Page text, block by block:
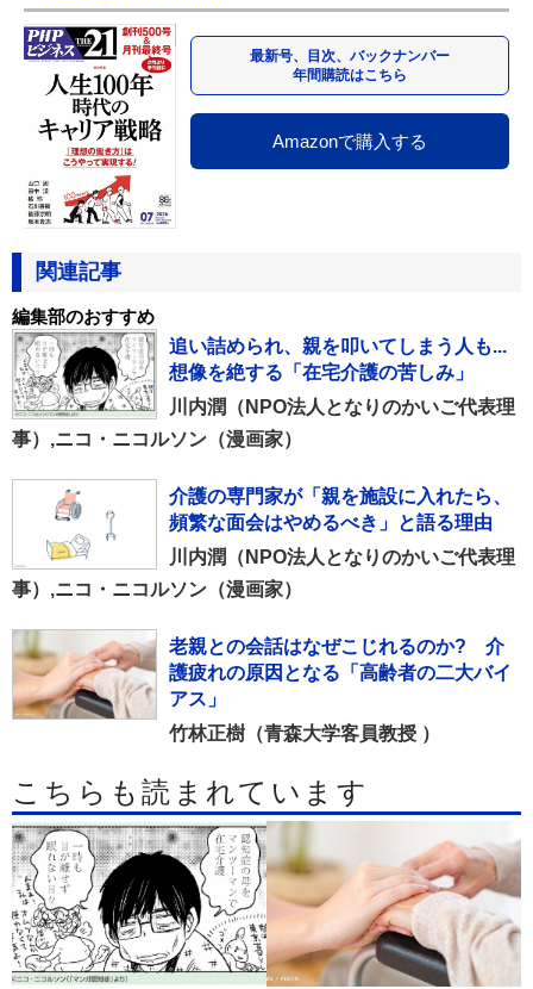
最新号、目次、バックナンバー
年間購読はこちら
Amazonで購入する
関連記事
編集部のおすすめ
追い詰められ、親を叩いてしまう人も...
想像を絶する「在宅介護の苦しみ」
川内潤（NPO法人となりのかいご代表理
事）,ニコ・ニコルソン（漫画家）
介護の専門家が「親を施設に入れたら、
頻繁な面会はやめるべき」と語る理由
川内潤（NPO法人となりのかいご代表理
事）,ニコ・ニコルソン（漫画家）
老親との会話はなぜこじれるのか? 介
護疲れの原因となる「高齢者の二大バイ
アス」
竹林正樹（青森大学客員教授 ）
こちらも読まれています